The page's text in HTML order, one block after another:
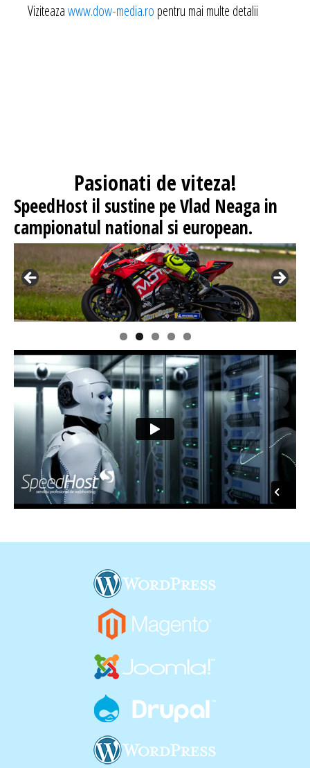
Viziteazawww.dow-media.ro pentru mai multe detalii
Pasionati de viteza!
SpeedHost il sustine pe Vlad Neaga in
campionatul national si european.